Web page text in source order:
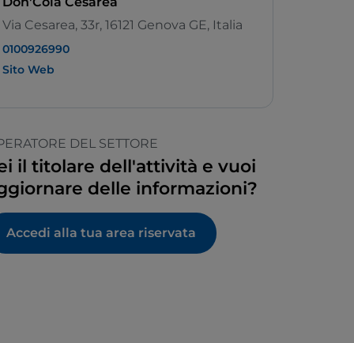
Via Cesarea, 33r, 16121 Genova GE, Italia
0100926990
Sito Web
DEL SETTORE
il titolare dell'attività e vuoi
delle informazioni?
Accedi alla tua area riservata